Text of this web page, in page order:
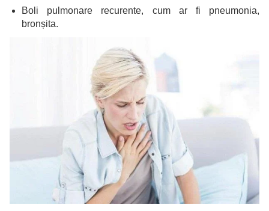
Boli pulmonare recurente, cum ar fi pneumonia,
bronșita.